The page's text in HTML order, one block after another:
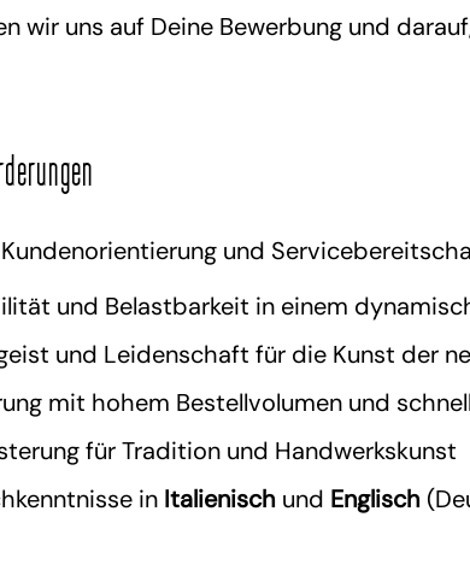
wir uns auf Deine Bewerbung und
und
und Belastbarkeit in einem
und Leidenschaft für die Kunst der
mit hohem Bestellvolumen und
für Tradition und Handwerkskunst
in Italienisch und Englisch